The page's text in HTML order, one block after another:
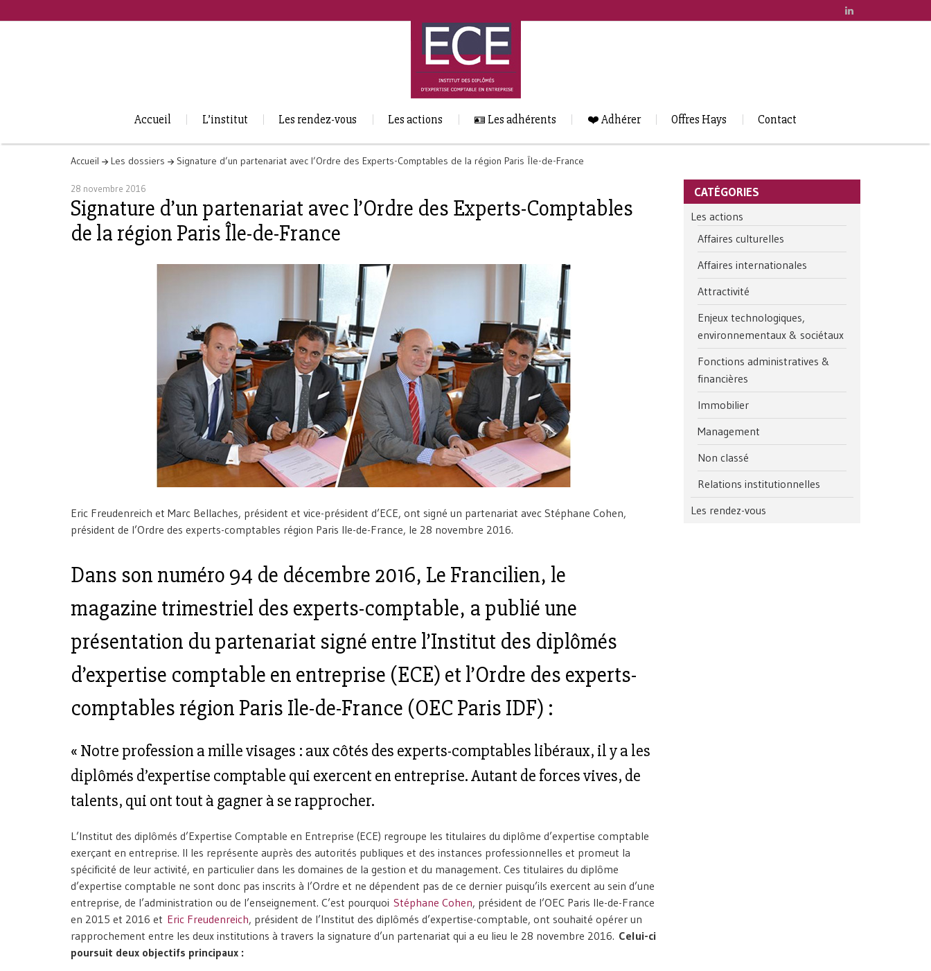
Accueil L’institut Les rendez-vous Les actions 🪪 Les adhérents ❤️ Adhérer Offres Hays Contact
Accueil Les dossiers Signature d’un partenariat avec l’Ordre des Experts-Comptables de la région Paris Île-de-France
28 novembre 2016
Signature d’un partenariat avec l’Ordre des Experts-Comptables
de la région Paris Île-de-France
Eric Freudenreich et Marc Bellaches, président et vice-président d’ECE, ont signé un partenariat avec Stéphane Cohen,
président de l’Ordre des experts-comptables région Paris Ile-de-France, le 28 novembre 2016.
Dans son numéro 94 de décembre 2016, Le Francilien, le
magazine trimestriel des experts-comptable, a publié une
présentation du partenariat signé entre l’Institut des diplômés
d’expertise comptable en entreprise (ECE) et l’Ordre des experts-
comptables région Paris Ile-de-France (OEC Paris IDF) :
« Notre profession a mille visages : aux côtés des experts-comptables libéraux, il y a les
diplômés d’expertise comptable qui exercent en entreprise. Autant de forces vives, de
talents, qui ont tout à gagner à se rapprocher.
L’Institut des diplômés d’Expertise Comptable en Entreprise (ECE) regroupe les titulaires du diplôme d’expertise comptable
exerçant en entreprise. Il les représente auprès des autorités publiques et des instances professionnelles et promeut la
spécificité de leur activité, en particulier dans les domaines de la gestion et du management. Ces titulaires du diplôme
d’expertise comptable ne sont donc pas inscrits à l’Ordre et ne dépendent pas de ce dernier puisqu’ils exercent au sein d’une
entreprise, de l’administration ou de l’enseignement. C’est pourquoi Stéphane Cohen, président de l’OEC Paris Ile-de-France
en 2015 et 2016 et Eric Freudenreich, président de l’Institut des diplômés d’expertise-comptable, ont souhaité opérer un
rapprochement entre les deux institutions à travers la signature d’un partenariat qui a eu lieu le 28 novembre 2016. Celui-ci
poursuit deux objectifs principaux :
CATÉGORIES
Les actions
Affaires culturelles
Affaires internationales
Attractivité
Enjeux technologiques,
environnementaux & sociétaux
Fonctions administratives &
financières
Immobilier
Management
Non classé
Relations institutionnelles
Les rendez-vous